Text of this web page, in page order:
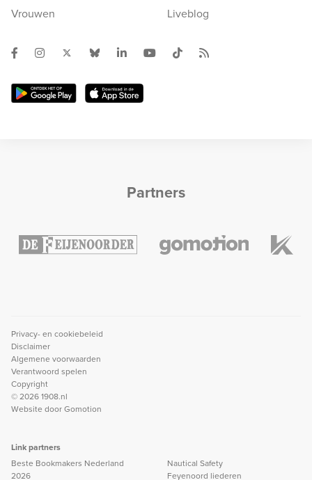
Vrouwen
Liveblog
Partners
Privacy- en cookiebeleid
Disclaimer
Algemene voorwaarden
Verantwoord spelen
Copyright
© 2026 1908.nl
Website doorGomotion
Link partners
Beste Bookmakers Nederland
2026
Nautical Safety
Feyenoord liederen